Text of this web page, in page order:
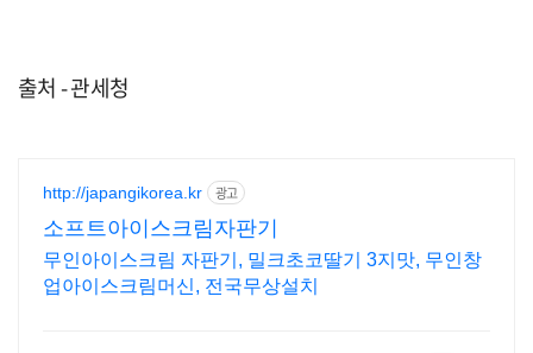
출처 - 관세청
http://japangikorea.kr 광고
소프트아이스크림자판기
무인아이스크림 자판기, 밀크초코딸기 3지맛, 무인창
업아이스크림머신, 전국무상설치